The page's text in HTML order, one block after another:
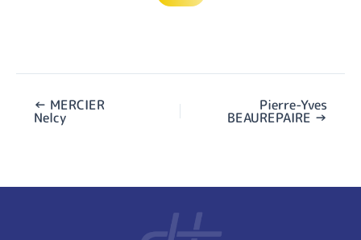
← MERCIER
Nelcy
Pierre-Yves
BEAUREPAIRE →